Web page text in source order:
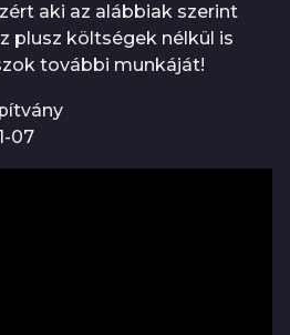
aki az alábbiak szerint
plusz költségek nélkül is
további munkáját!
07